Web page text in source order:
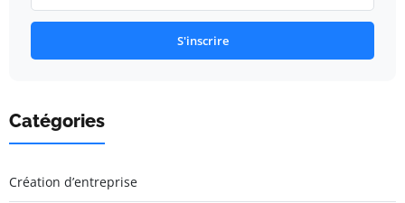
S'inscrire
Catégories
Création d’entreprise